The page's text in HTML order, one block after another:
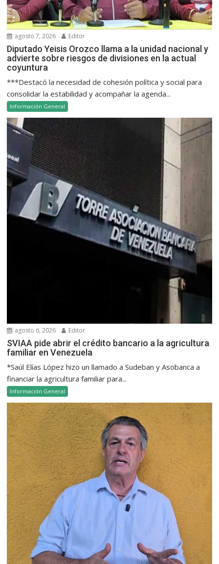
agosto 7, 2026 Editor
Diputado Yeisis Orozco llama a la unidad nacional y
advierte sobre riesgos de divisiones en la actual
coyuntura
***Destacó la necesidad de cohesión política y social para
consolidar la estabilidad y acompañar la agenda...
Información General
agosto 6, 2026 Editor
SVIAA pide abrir el crédito bancario a la agricultura
familiar en Venezuela
*Saúl Elías López hizo un llamado a Sudeban y Asobanca a
financiar la agricultura familiar para...
Información General